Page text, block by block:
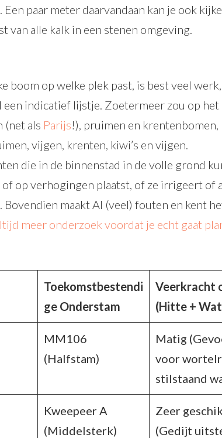
paar meter daarvandaan kan je ook
van alle kalk in een stenen omgeving.
boom op welke plek past, is best veel
indicatief lijstje. Zoetermeer zou op
(net als Parijs!), pruimen en
vijgen, krenten, kiwi’s en vijgen.
die in de binnenstad in de volle grond
of op verhogingen plaatst, of ze irrigeert
Bovendien maakt AI (veel) fouten en kent
meer onderzoek voordat je echt gaat
Toekomstbestendi
ge Onderstam
Veerkracht
(Hitte +
MM106
(Halfstam)
Matig
voor
stilstaand
Kweepeer A
(Middelsterk)
Zeer
(Gedijt